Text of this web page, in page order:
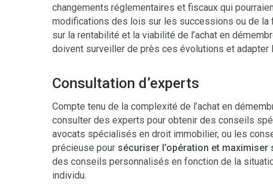
changements réglementaires et fiscaux qui
modifications des lois sur les successions ou de
sur la rentabilité et la viabilité de l’achat en
doivent surveiller de près ces évolutions et adapter
Consultation d’experts
Compte tenu de la complexité de l’achat en
consulter des experts pour obtenir des conseils
avocats spécialisés en droit immobilier, ou les
précieuse pour sécuriser l’opération et maximiser
des conseils personnalisés en fonction de la
individu.